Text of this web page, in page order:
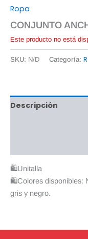
Ropa
CONJUNTO
Este producto no está
SKU: N/D Categoría:
Descripción
🛍Unitalla
🛍Colores disponibles:
gris y negro.